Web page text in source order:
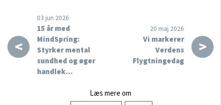
<
03 jun 2026
15 år med
MindSpring:
Styrker mental
sundhed og øger
handlek…
>
20 maj 2026
Vi markerer
Verdens
Flygtningedag
Læs mere om